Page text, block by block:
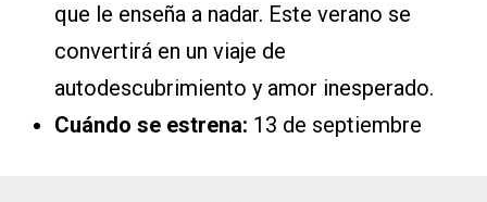
que le enseña a nadar. Este verano se
convertirá en un viaje de
autodescubrimiento y amor inesperado.
Cuándo se estrena: 13 de septiembre